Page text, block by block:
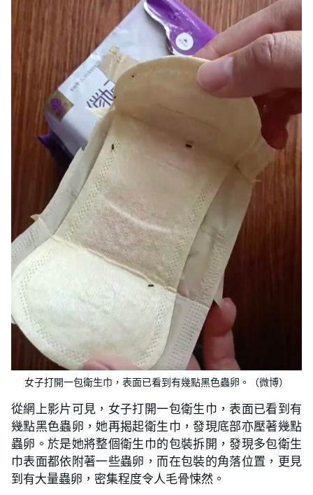
女子打開一包衛生巾，表面已看到有幾點黑色蟲卵。（微博）
從網上影片可見，女子打開一包衛生巾，表面已看到有
幾點黑色蟲卵，她再揭起衛生巾，發現底部亦壓著幾點
蟲卵。於是她將整個衛生巾的包裝拆開，發現多包衛生
巾表面都依附著一些蟲卵，而在包裝的角落位置，更見
到有大量蟲卵，密集程度令人毛骨悚然。